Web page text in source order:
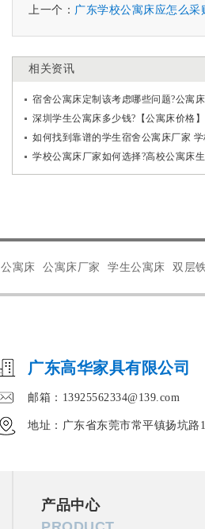
上一个： 广东学校公寓床应怎么
相关资讯
宿舍公寓床定制该考虑哪些问题?公寓
深圳学生公寓床多少钱?【公寓床价格】
如何找到靠谱的学生宿舍公寓床厂家
学校公寓床厂家如何选择?高校公寓床
公寓床 公寓床厂家 学生公寓床 双层
广东高华家具有限公司
邮箱：13925562334@139.com
地址：广东省东莞市常平镇扬坑路
产品中心